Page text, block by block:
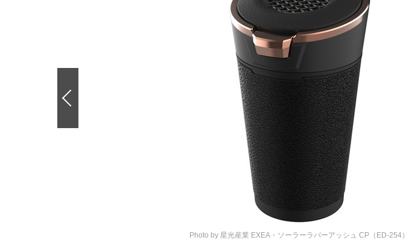
Photo by 星光産業 EXEA・ソーラーラバーアッシュ CP（ED-254）